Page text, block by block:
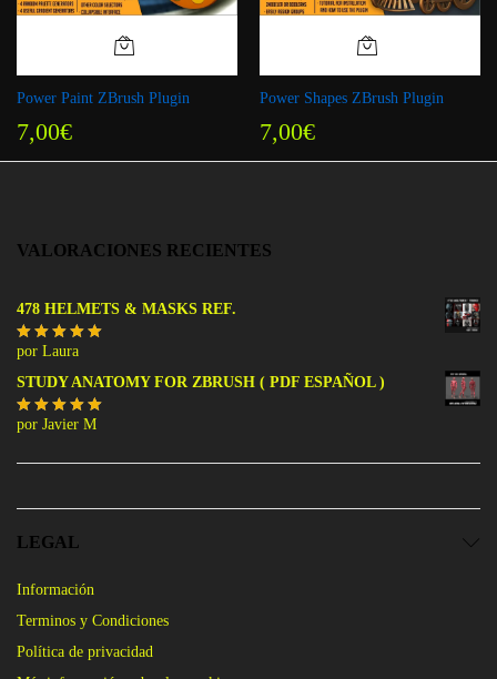
Power Paint ZBrush Plugin
7,00€
Power Shapes ZBrush Plugin
7,00€
VALORACIONES RECIENTES
478 HELMETS & MASKS REF.
Valorado
con5de 5
por Laura
STUDY ANATOMY FOR ZBRUSH ( PDF ESPAÑOL )
Valorado
por Javier M
LEGAL
Información
Terminos y Condiciones
Política de privacidad